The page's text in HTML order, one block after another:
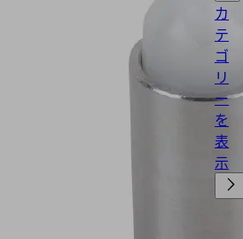
カ
テ
ゴ
リ
ー
を
表
示